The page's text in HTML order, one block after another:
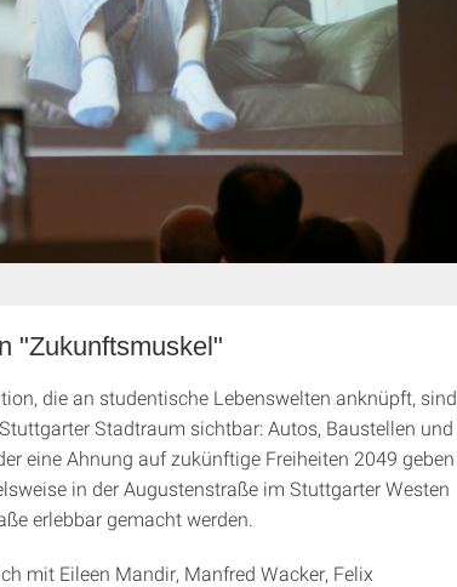
"Zukunftsmuskel"
die an studentische Lebenswelten anknüpft, sind
Stadtraum sichtbar: Autos, Baustellen und
eine Ahnung auf zukünftige Freiheiten 2049 geben
in der Augustenstraße im Stuttgarter Westen
erlebbar gemacht werden.
mit Eileen Mandir, Manfred Wacker, Felix